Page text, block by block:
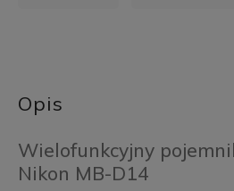
Opis
Wielofunkcyjny
Nikon MB-D14